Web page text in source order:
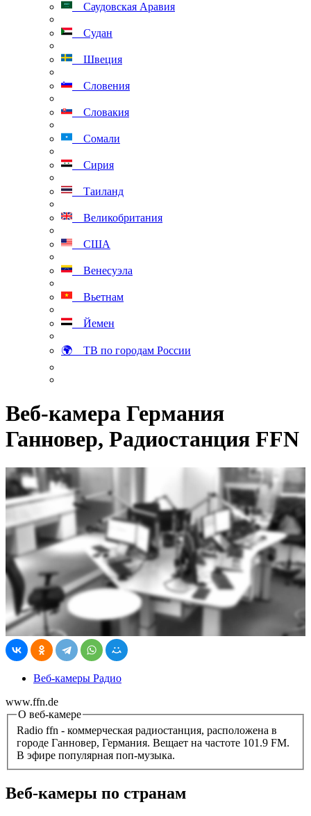
Саудовская Аравия
Судан
Швеция
Словения
Словакия
Сомали
Сирия
Таиланд
Великобритания
США
Венесуэла
Вьетнам
Йемен
🌍 ТВ по городам России
Веб-камера Германия
Ганновер, Радиостанция FFN
Веб-камеры Радио
www.ffn.de
О веб-камере
Radio ffn - коммерческая радиостанция, расположена в
городе Ганновер, Германия. Вещает на частоте 101.9 FM.
В эфире популярная поп-музыка.
Веб-камеры по странам